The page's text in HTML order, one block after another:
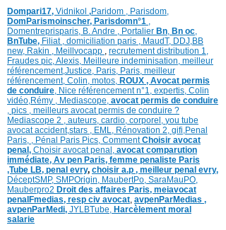
Dompari17, Vidnikol ,Paridom , Parisdom,
DomParismoinscher, Parisdomn°1
Domentreprisparis, B. Andre , Portalier Bn Bn oc
BnTube, Filiat, domiciliation paris MaudT, DDJ, BB
new, Rakin , Meillvocapp recrutement distribution 1,
Fraudes pic, Alexis Meilleure indeminisation meilleur
référencement,Justice Paris, Paris, meilleur
référencement, Colin motos, ROUX , Avocat permis
de conduire Nice référencement n°1, expertis, Colin
vidéo, Rémy Mediascope, avocat permis de conduire
pics
meilleurs avocat permis de conduire ?
Mediascope 2 , auteurs, cardio, corporel, you tube
avocat accident,stars EML, Rénovation 2 gifi, Penal
Paris,
Pénal Paris Pics, CommentChoisir avocat
penal, Choisir avocat penal, avocat comparution
immédiate, Av pen Paris, femme penaliste Paris
,Tube LB, penal evry, choisir a.p , meilleur penal evry,
DéceptSMP, SMPOrigin, MaubertPo, SaraMauPO,
Mauberpro2 Droit des affaires Paris, meiavocat
penalFmedias, resp civ avocat avpenParMedias ,
avpenParMedi, JYLBTube, Harcèlement moral
salarie